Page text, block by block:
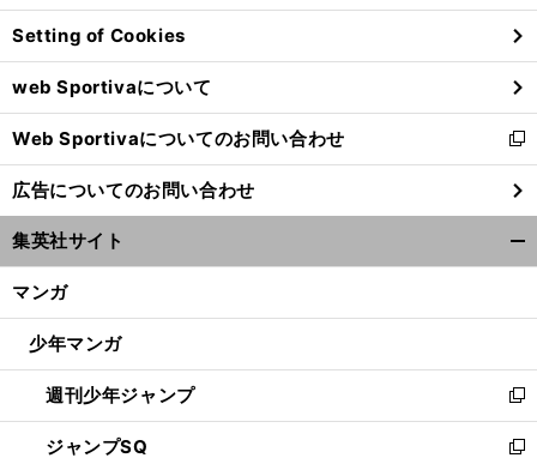
ン
ド
ウ
で
開
く
Setting of Cookies
web Sportivaについて
Web Sportivaについてのお問い合わせ
新
し
い
ウ
ィ
ン
ウ
開
く
広告についてのお問い合わせ
集英社サイト
マンガ
少年マンガ
週刊少年ジャンプ
新
し
い
ジャンプSQ
新